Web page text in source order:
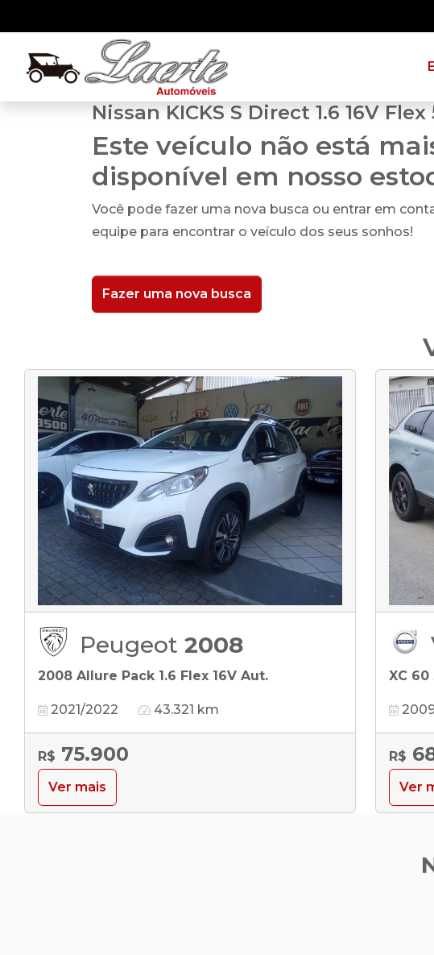
Nissan KICKS S Direct 1.6 16V
Este veículo não está
disponível em nosso
Você pode fazer uma nova busca ou entrar em
equipe para encontrar o veículo dos seus sonhos!
Fazer uma nova busca
Peugeot 2008
2008 Allure Pack 1.6 Flex 16V Aut.
2021/2022 43.321 km
R$ 75.900
Ver mais
XC 60
R$
Ver